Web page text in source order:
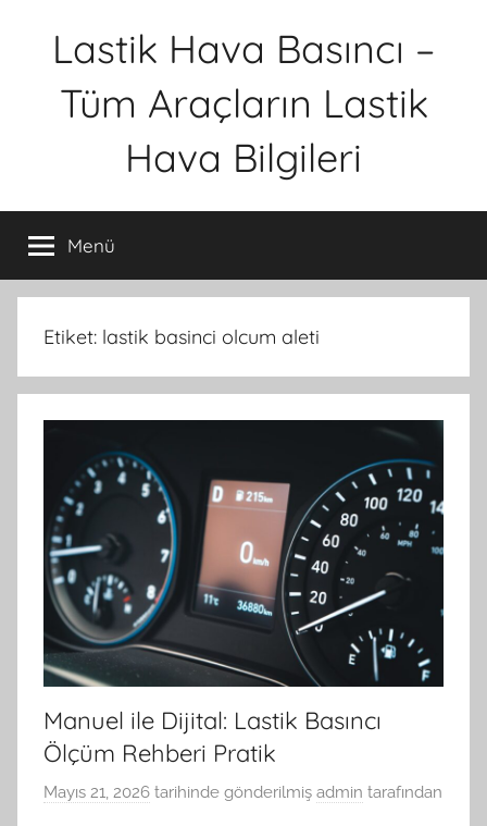
Lastik Hava Basıncı –
Tüm Araçların Lastik
Hava Bilgileri
Menü
Etiket: lastik basinci olcum aleti
Manuel ile Dijital: Lastik Basıncı
Ölçüm Rehberi Pratik
Mayıs 21, 2026 tarihinde gönderilmiş admin tarafından